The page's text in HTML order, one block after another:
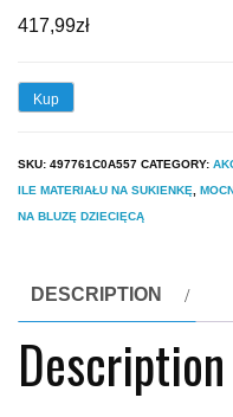
417,99zł
Kup
SKU: 497761C0A557 CATEGORY:
ILE MATERIAŁU NA SUKIENKĘ,
NA BLUZĘ DZIECIĘCĄ
DESCRIPTION
Description